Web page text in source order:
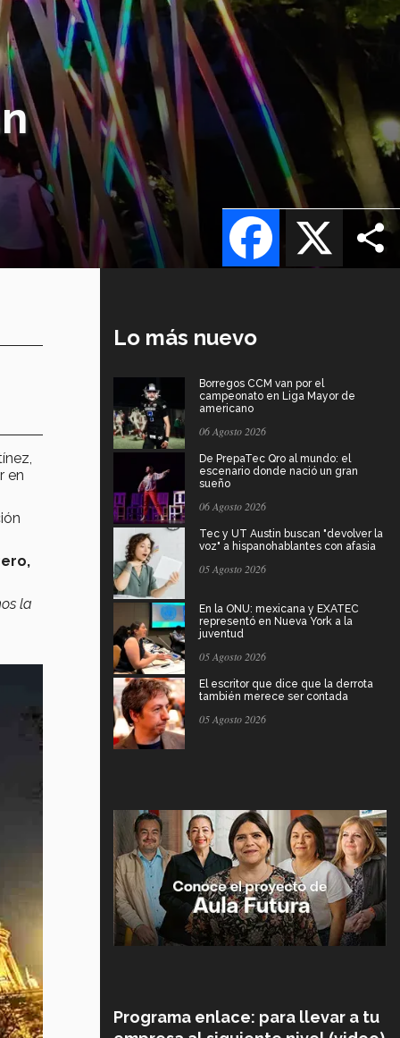
X
Facebook
en
la
Lo más nuevo
Borregos CCM van por el
campeonato en Liga Mayor de
americano
06 Agosto 2026
De PrepaTec Qro al mundo: el
escenario donde nació un gran
sueño
06 Agosto 2026
Tec y UT Austin buscan "devolver la
voz" a hispanohablantes con afasia
05 Agosto 2026
En la ONU: mexicana y EXATEC
representó en Nueva York a la
juventud
05 Agosto 2026
El escritor que dice que la derrota
también merece ser contada
05 Agosto 2026
Programa enlace: para llevar a tu